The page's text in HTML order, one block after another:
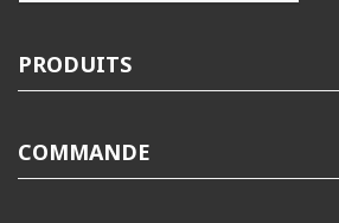
PRODUITS
COMMANDE